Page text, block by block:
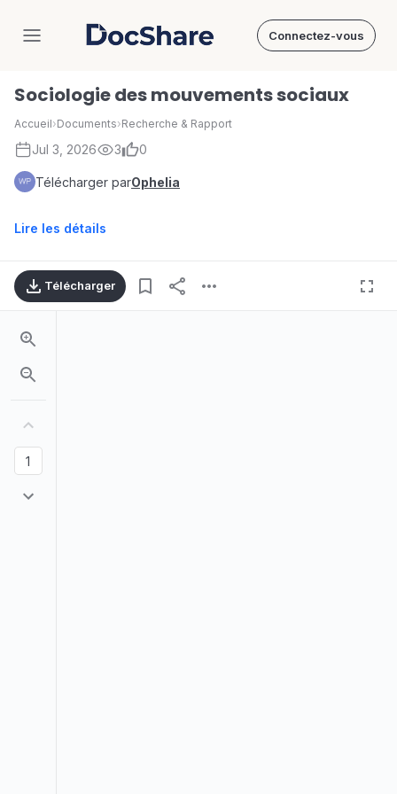
DocShare Connectez-vous
Sociologie des mouvements sociaux
Accueil›Documents›Recherche & Rapport
Jul 3, 2026 3 0
Télécharger parOphelia
Lire les détails
Télécharger